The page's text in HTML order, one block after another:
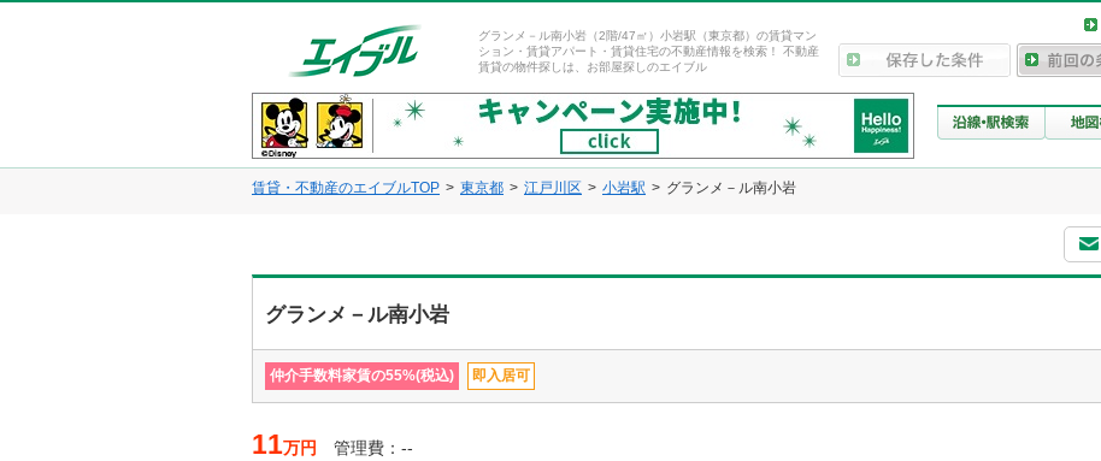
グランメ－ル南小岩（2階/47㎡）小岩駅（東京都）の賃貸マン
ション・賃貸アパート・賃貸住宅の不動産情報を検索！ 不動産
賃貸の物件探しは、お部屋探しのエイブル
賃貸・不動産のエイブルTOP 東京都 江戸川区 小岩駅 グランメ－ル南小岩
グランメ－ル南小岩
仲介手数料家賃の55%(税込) 即入居可
11万円 管理費：--